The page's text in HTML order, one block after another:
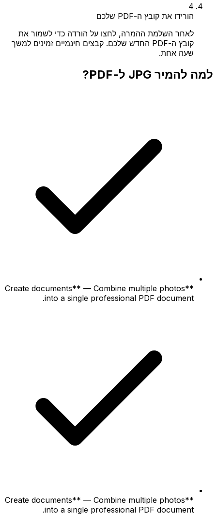
4
הורידו את קובץ ה-PDF שלכם
לאחר השלמת ההמרה, לחצו על הורדה כדי לשמור את
קובץ ה-PDF החדש שלכם. קבצים חינמיים זמינים למשך
שעה אחת.
למה להמיר JPG ל-PDF?
**Create documents** — Combine multiple photos
into a single professional PDF document.
**Create documents** — Combine multiple photos
into a single professional PDF document.